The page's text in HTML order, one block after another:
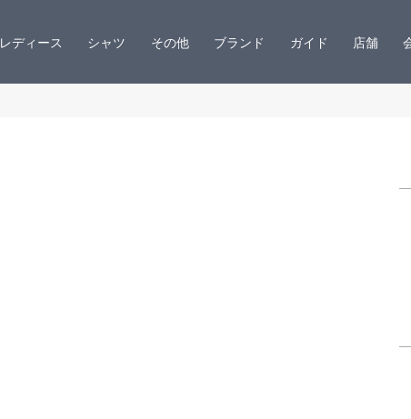
レディース シャツ その他 ブランド ガイド 店舗